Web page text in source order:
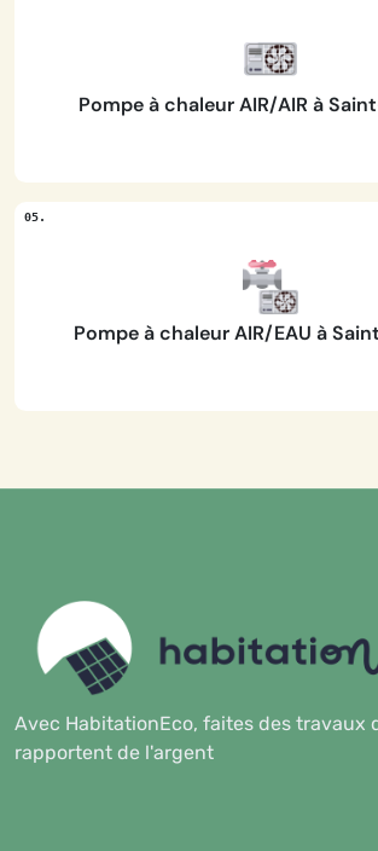
Pompe à chaleur AIR/AIR à
Pompe à chaleur AIR/EAU à
Avec HabitationEco, faites des travaux
rapportent de l'argent